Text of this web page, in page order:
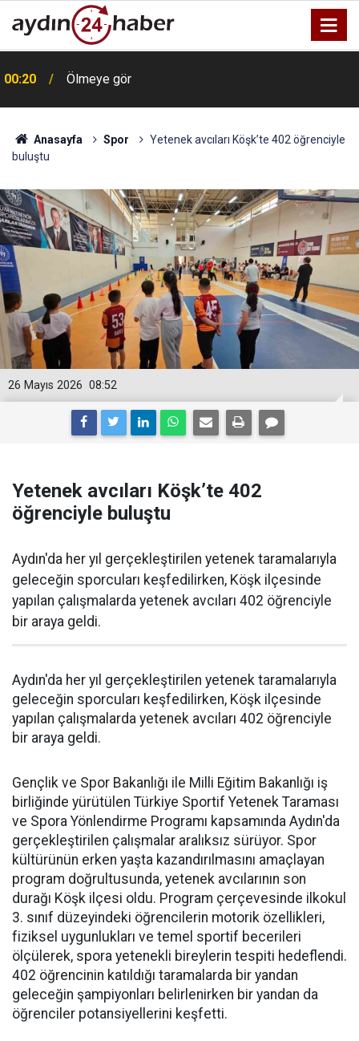
00:20 Ölmeye gör
Anasayfa Spor
Yetenek avcıları Köşk’te 402 öğrenciyle
buluştu
08:52
26 Mayıs 2026
Yetenek avcıları Köşk’te 402
öğrenciyle buluştu
Aydın'da her yıl gerçekleştirilen yetenek taramalarıyla
geleceğin sporcuları keşfedilirken, Köşk ilçesinde
yapılan çalışmalarda yetenek avcıları 402 öğrenciyle
bir araya geldi.
Aydın'da her yıl gerçekleştirilen yetenek taramalarıyla
geleceğin sporcuları keşfedilirken, Köşk ilçesinde
yapılan çalışmalarda yetenek avcıları 402 öğrenciyle
bir araya geldi.
Gençlik ve Spor Bakanlığı ile Milli Eğitim Bakanlığı iş
birliğinde yürütülen Türkiye Sportif Yetenek Taraması
ve Spora Yönlendirme Programı kapsamında Aydın'da
gerçekleştirilen çalışmalar aralıksız sürüyor. Spor
kültürünün erken yaşta kazandırılmasını amaçlayan
program doğrultusunda, yetenek avcılarının son
durağı Köşk ilçesi oldu. Program çerçevesinde ilkokul
3. sınıf düzeyindeki öğrencilerin motorik özellikleri,
fiziksel uygunlukları ve temel sportif becerileri
ölçülerek, spora yetenekli bireylerin tespiti hedeflendi.
402 öğrencinin katıldığı taramalarda bir yandan
geleceğin şampiyonları belirlenirken bir yandan da
öğrenciler potansiyellerini keşfetti.